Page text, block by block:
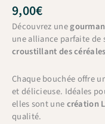
9,00€
Découvrez une
une alliance parfaite de
croustillant des céréales
Chaque bouchée offre
et délicieuse. Idéales
elles sont unecréation
qualité.